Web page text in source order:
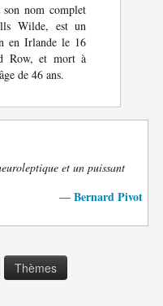
nom complet
Wilde, est un
en Irlande le 16
Row, et mort à
de 46 ans.
et un puissant
— Bernard Pivot
Thèmes